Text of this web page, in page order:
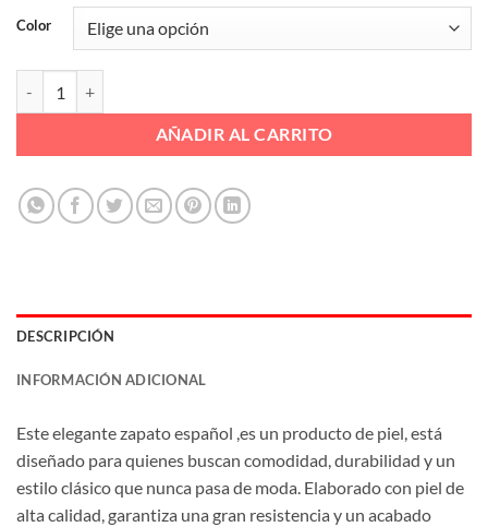
Color
AÑADIR AL CARRITO
DESCRIPCIÓN
INFORMACIÓN ADICIONAL
Este elegante zapato español ,es un producto de piel, está
diseñado para quienes buscan comodidad, durabilidad y un
estilo clásico que nunca pasa de moda. Elaborado con piel de
alta calidad, garantiza una gran resistencia y un acabado